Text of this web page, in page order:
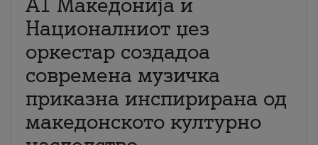
А1 Македонија и
Националниот џез
оркестар создадоа
современа музичка
приказна инспирирана од
македонското културно